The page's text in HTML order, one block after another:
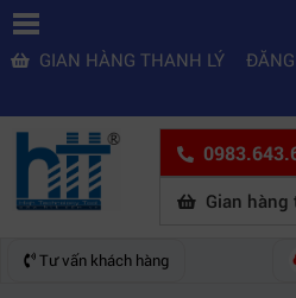
GIAN HÀNG THANH LÝ
Gian hàng
Tư vấn khách hàng